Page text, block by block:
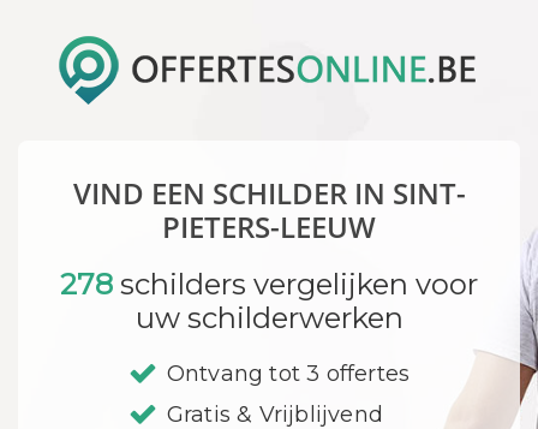
VIND EEN SCHILDER IN SINT-
PIETERS-LEEUW
278 schilders vergelijken voor
uw schilderwerken
Ontvang tot 3 offertes
Gratis & Vrijblijvend